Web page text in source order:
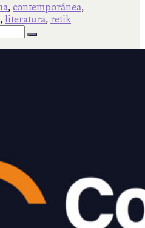
Tuerto 1990-1994
, contemporánea,
, literatura, retik